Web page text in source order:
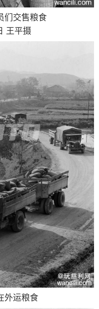
们交售粮食
王平摄
外运粮食